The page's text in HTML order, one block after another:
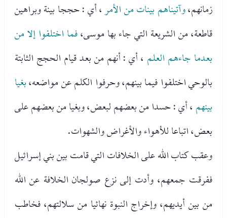
زمانهم،وآتيناهم بينات من الأمر ، أي : حججا بينة وبراهين
قاطعة، من الشريعة التي جاء بها موسى،فما اختلفوا إلا من
بعدما جاءهم العلم ، أي : أنهم من بعد قيام الحجج الثابتة
بالوحي اختلفوا فيما بينهم، وحرفوا الكلم عن مواضعه،بغيا
بينهم ، أي : حسدا من بعضهم لبعض، وبغيا من بعضهم على
بعض، اتباعا للأهواء والأغراض والشهوات.
وعقب كتاب الله على الخلافات التي قامت بين بني إسرائيل
ففرقت جمعهم، وأدت إلى نزع صولجان الخلافة عن الله
من بين أيديهم، وإخراج النبوة نهائيا من سلالتهم، فخاطب